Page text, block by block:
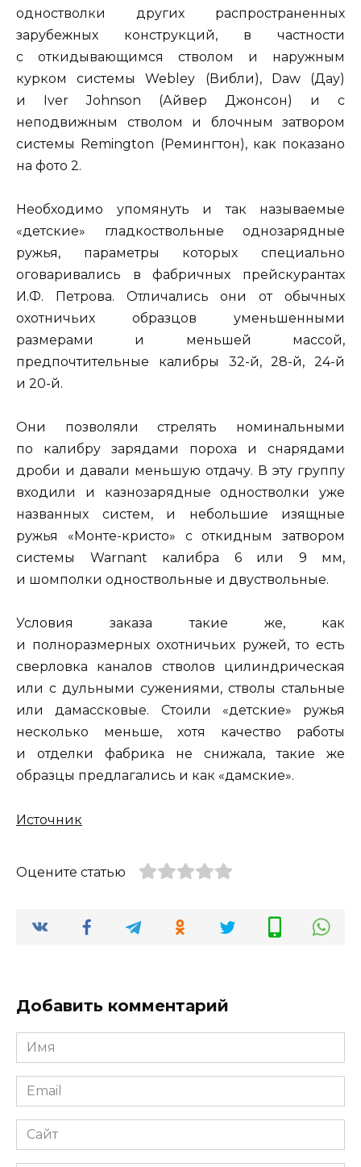
одностволки других распространенных
зарубежных конструкций, в частности
с откидывающимся стволом и наружным
курком системы Webley (Вибли), Daw (Дау)
и Iver Johnson (Айвер Джонсон) и с
неподвижным стволом и блочным затвором
системы Remington (Ремингтон), как показано
на фото 2.
Необходимо упомянуть и так называемые
«детские» гладкоствольные однозарядные
ружья, параметры которых специально
оговаривались в фабричных прейскурантах
И.Ф. Петрова. Отличались они от обычных
охотничьих образцов уменьшенными
размерами и меньшей массой,
предпочтительные калибры 32-й, 28-й, 24-й
и 20-й.
Они позволяли стрелять номинальными
по калибру зарядами пороха и снарядами
дроби и давали меньшую отдачу. В эту группу
входили и казнозарядные одностволки уже
названных систем, и небольшие изящные
ружья «Монте-кристо» с откидным затвором
системы Warnant калибра 6 или 9 мм,
и шомполки одноствольные и двуствольные.
Условия заказа такие же, как
и полноразмерных охотничьих ружей, то есть
сверловка каналов стволов цилиндрическая
или с дульными сужениями, стволы стальные
или дамассковые. Стоили «детские» ружья
несколько меньше, хотя качество работы
и отделки фабрика не снижала, такие же
образцы предлагались и как «дамские».
Источник
Оцените статью
Добавить комментарий
Имя
*
Email
*
Сайт